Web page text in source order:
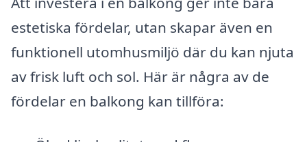
estetiska fördelar, utan skapar även en
funktionell utomhusmiljö där du kan njuta
av frisk luft och sol. Här är några av de
fördelar en balkong kan tillföra: